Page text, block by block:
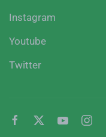
Instagram
Youtube
Twitter